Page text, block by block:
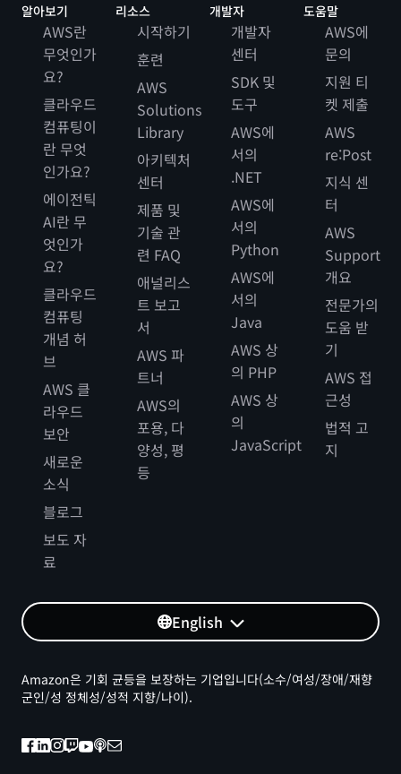
알아보기
AWS란
무엇인가
요?
클라우드
컴퓨팅이
란 무엇
인가요?
에이전틱
AI란 무
엇인가
요?
클라우드
컴퓨팅
개념 허
브
AWS 클
라우드
보안
새로운
소식
블로그
보도 자
료
리소스
시작하기
훈련
AWS
Solutions
Library
아키텍처
센터
제품 및
기술 관
련 FAQ
애널리스
트 보고
서
AWS 파
트너
AWS의
포용, 다
양성, 평
등
개발자
개발자
센터
SDK 및
도구
AWS에
서의
.NET
AWS에
서의
Python
AWS에
서의
Java
AWS 상
의 PHP
AWS 상
의
JavaScript
도움말
AWS에
문의
지원 티
켓 제출
AWS
re:Post
지식 센
터
AWS
Support
개요
전문가의
도움 받
기
AWS 접
근성
법적 고
지
English
Amazon은 기회 균등을 보장하는 기업입니다(소수/여성/장애/재향
군인/성 정체성/성적 지향/나이).